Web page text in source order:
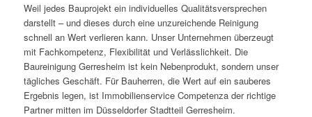
Weil jedes Bauprojekt ein individuelles Qualitätsversprechen
darstellt – und dieses durch eine unzureichende Reinigung
schnell an Wert verlieren kann. Unser Unternehmen überzeugt
mit Fachkompetenz, Flexibilität und Verlässlichkeit. Die
Baureinigung Gerresheim ist kein Nebenprodukt, sondern unser
tägliches Geschäft. Für Bauherren, die Wert auf ein sauberes
Ergebnis legen, ist Immobilienservice Competenza der richtige
Partner mitten im Düsseldorfer Stadtteil Gerresheim.